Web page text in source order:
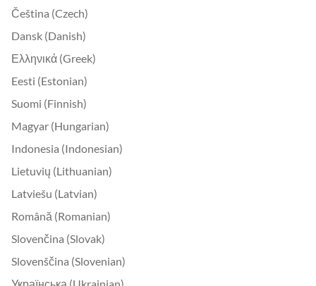
Čeština (Czech)
Dansk (Danish)
Ελληνικά (Greek)
Eesti (Estonian)
Suomi (Finnish)
Magyar (Hungarian)
Indonesia (Indonesian)
Lietuvių (Lithuanian)
Latviešu (Latvian)
Română (Romanian)
Slovenčina (Slovak)
Slovenščina (Slovenian)